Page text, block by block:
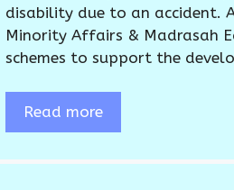
disability due to an accident.
Minority Affairs & Madrasah
schemes to support the
Read more